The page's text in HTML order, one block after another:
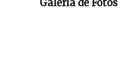
Galeria de Fotos